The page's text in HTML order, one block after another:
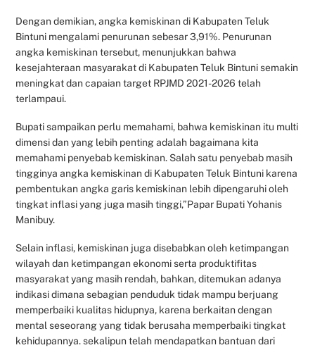
Dengan demikian, angka kemiskinan di Kabupaten Teluk
Bintuni mengalami penurunan sebesar 3,91%. Penurunan
angka kemiskinan tersebut, menunjukkan bahwa
kesejahteraan masyarakat di Kabupaten Teluk Bintuni semakin
meningkat dan capaian target RPJMD 2021-2026 telah
terlampaui.
Bupati sampaikan perlu memahami, bahwa kemiskinan itu multi
dimensi dan yang lebih penting adalah bagaimana kita
memahami penyebab kemiskinan. Salah satu penyebab masih
tingginya angka kemiskinan di Kabupaten Teluk Bintuni karena
pembentukan angka garis kemiskinan lebih dipengaruhi oleh
tingkat inflasi yang juga masih tinggi,”Papar Bupati Yohanis
Manibuy.
Selain inflasi, kemiskinan juga disebabkan oleh ketimpangan
wilayah dan ketimpangan ekonomi serta produktifitas
masyarakat yang masih rendah, bahkan, ditemukan adanya
indikasi dimana sebagian penduduk tidak mampu berjuang
memperbaiki kualitas hidupnya, karena berkaitan dengan
mental seseorang yang tidak berusaha memperbaiki tingkat
kehidupannya. sekalipun telah mendapatkan bantuan dari